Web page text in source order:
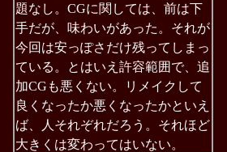
題なし。CGに関しては、前は下
手だが、味わいがあった。それが
今回は安っぽさだけ残ってしまっ
ている。とはいえ許容範囲で、追
加CGも悪くない。リメイクして
良くなったか悪くなったかといえ
ば、人それぞれだろう。それほど
大きくは変わってはいない。